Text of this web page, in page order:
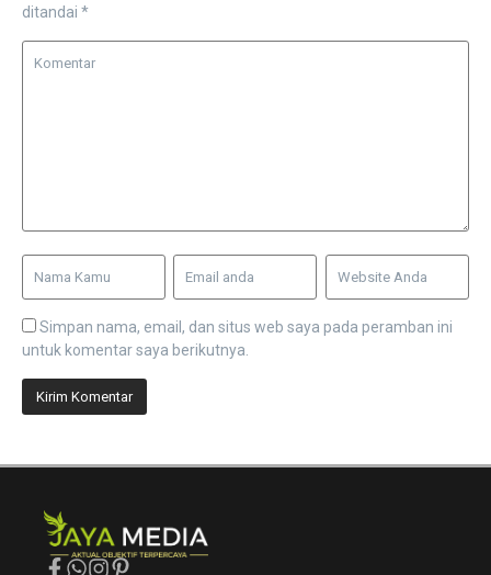
ditandai *
Simpan nama, email, dan situs web saya pada peramban ini
untuk komentar saya berikutnya.